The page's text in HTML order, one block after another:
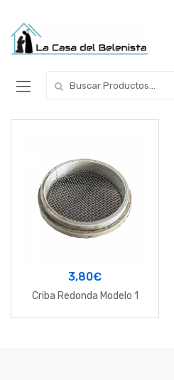
navigation
content
por:
3,80€
Criba Redonda Modelo 1